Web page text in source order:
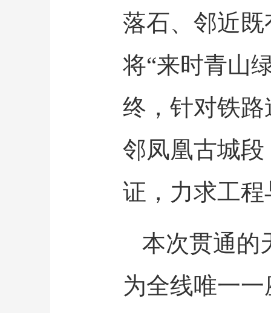
落石、邻近
将“来时青山
终，针对铁
邻凤凰古城
证，力求工
本次贯通的
为全线唯一